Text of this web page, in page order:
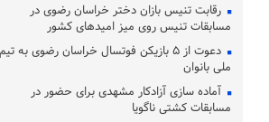
رقابت تنیس بازان دختر خراسان رضوی در
مسابقات تنیس روی میز امیدهای کشور
دعوت از ۵ بازیکن فوتسال خراسان رضوی به تیم
ملی بانوان
آماده‌ سازی آزادکار مشهدی برای حضور در
مسابقات کشتی ناگویا